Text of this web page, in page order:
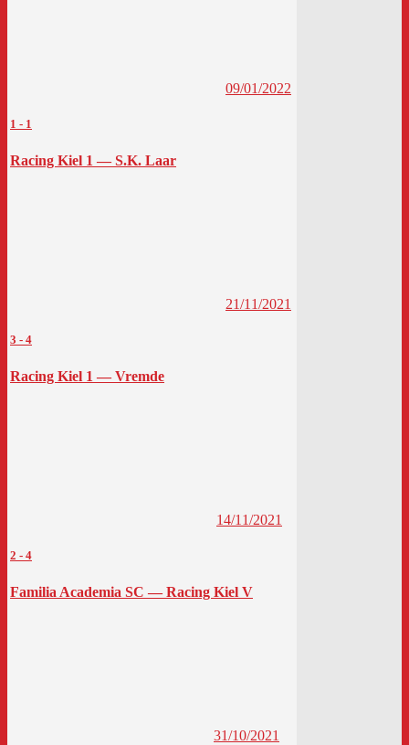
09/01/2022
1 - 1
Racing Kiel 1 — S.K. Laar
21/11/2021
3 - 4
Racing Kiel 1 — Vremde
14/11/2021
2 - 4
Familia Academia SC — Racing Kiel V
31/10/2021